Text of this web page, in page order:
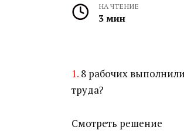
НА ЧТЕНИЕ
3 мин
1. 8 рабочих
труда?
Смотреть решение